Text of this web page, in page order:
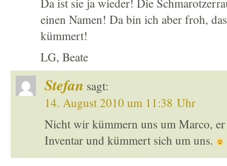
einen Namen! Da bin ich aber froh,
kümmert!
LG, Beate
Stefan sagt:
14. August 2010 um 11:38 Uhr
Nicht wir kümmern uns um Marco,
Inventar und kümmert sich um uns.